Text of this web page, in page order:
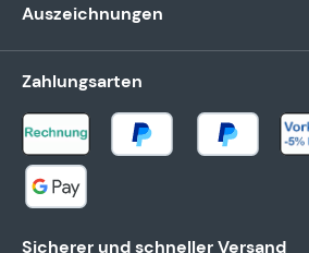
Auszeichnungen
Zahlungsarten
Sicherer und schneller Versand